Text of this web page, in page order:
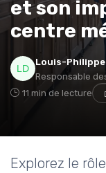
et son
centre
Louis-Philippe
Responsable
11 min de lecture
Explorez le